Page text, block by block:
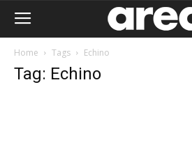
Home Tags Echino
Tag: Echino